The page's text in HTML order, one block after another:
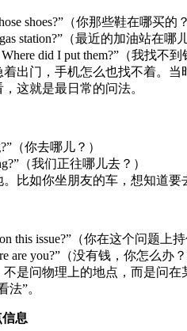
shoes?”（你那些鞋在哪买的？
station?”（最近的加油站在哪
Where did I put them?”（我找不
出门，手机怎么也找不着。当
这就是最日常的问法。
（你去哪儿？）
（我们正往哪儿去？）
比如你坐朋友的车，想知道要
this issue?”（你在这个问题上
are you?”（没有钱，你怎么办？
是问物理上的地点，而是问
法”。
息